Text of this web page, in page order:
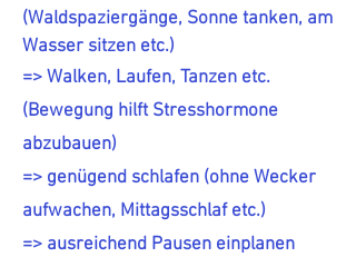
(Waldspaziergänge, Sonne tanken, am
Wasser sitzen etc.)
=> Walken, Laufen, Tanzen etc.
(Bewegung hilft Stresshormone
abzubauen)
=> genügend schlafen (ohne Wecker
aufwachen, Mittagsschlaf etc.)
=> ausreichend Pausen einplanen